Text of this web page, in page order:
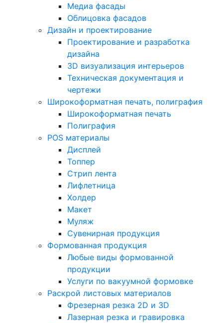
Медиа фасады
Облицовка фасадов
Дизайн и проектирование
Проектирование и разработка
дизайна
3D визуализация интерьеров
Техническая документация и
чертежи
Широкоформатная печать, полиграфия
Широкоформатная печать
Полиграфия
POS материалы
Дисплей
Топпер
Стрип лента
Лифлетница
Холдер
Макет
Муляж
Сувенирная продукция
Формованная продукция
Любые виды формованной
продукции
Услуги по вакуумной формовке
Раскрой листовых материалов
Фрезерная резка 2D и 3D
Лазерная резка и гравировка